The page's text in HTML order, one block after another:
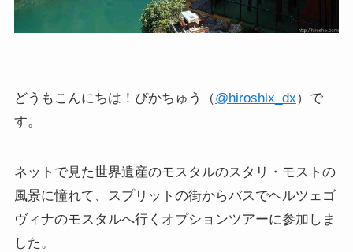
どうもこんにちは！ぴかちゅう（@hiroshix_dx）で
す。
ネットで見た世界遺産のモスタルのスタリ・モストの
風景に憧れて、スプリットの街からバスでヘルツェゴ
ヴィナのモスタルへ行くオプションツアーに参加しま
した。